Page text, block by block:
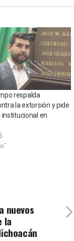
respalda
la extorsión y pide
en
nuevos
la